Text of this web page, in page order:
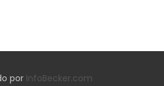
por InfoBecker.com